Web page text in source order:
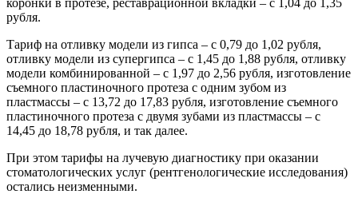
рубля.
Тариф на отливку модели из гипса – с 0,79 до 1,02 рубля,
отливку модели из супергипса – с 1,45 до 1,88 рубля, отливку
модели комбинированной – с 1,97 до 2,56 рубля, изготовление
съемного пластиночного протеза с одним зубом из
пластмассы – с 13,72 до 17,83 рубля, изготовление съемного
пластиночного протеза с двумя зубами из пластмассы – с
14,45 до 18,78 рубля, и так далее.
При этом тарифы на лучевую диагностику при оказании
стоматологических услуг (рентгенологические исследования)
остались неизменными.